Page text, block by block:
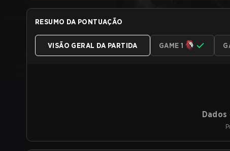
RESUMO DA PONTUAÇÃO
VISÃO GERAL DA PARTIDA GAME 1